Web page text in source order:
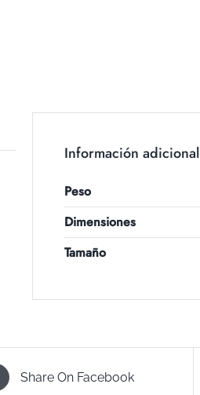
Información adicional
Peso
Dimensiones
Tamaño
Share On Facebook